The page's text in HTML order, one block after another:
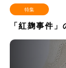
特集
「紅麹事件